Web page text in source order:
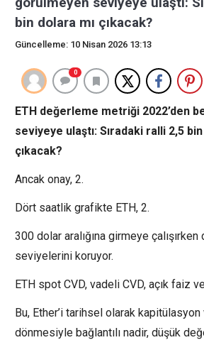
bin dolara mı çıkacak?
Güncelleme: 10 Nisan 2026 13:13
0
ETH değerleme metriği 2022’den
seviyeye ulaştı: Sıradaki ralli 2,5
çıkacak?
Ancak onay, 2.
Dört saatlik grafikte ETH, 2.
300 dolar aralığına girmeye
seviyelerini koruyor.
ETH spot CVD, vadeli CVD, açık faiz
Bu, Ether’i tarihsel olarak
dönmesiyle bağlantılı nadir, düşük